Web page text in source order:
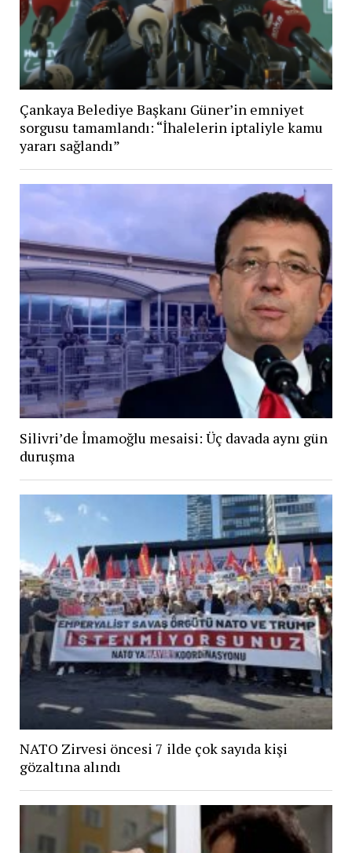
Çankaya Belediye Başkanı Güner’in emniyet
sorgusu tamamlandı: “İhalelerin iptaliyle kamu
yararı sağlandı”
Silivri’de İmamoğlu mesaisi: Üç davada aynı gün
duruşma
NATO Zirvesi öncesi 7 ilde çok sayıda kişi
gözaltına alındı